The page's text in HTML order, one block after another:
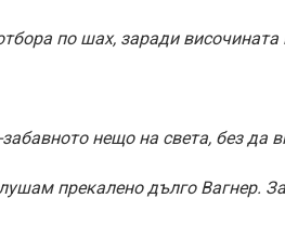
по шах, заради височината
забавното нещо на света, без да
прекалено дълго Вагнер.